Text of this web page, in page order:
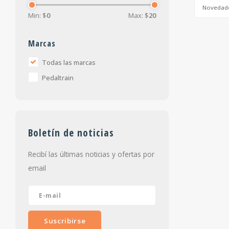
Min: $0 Max: $20
Marcas
Todas las marcas
Pedaltrain
Boletín de noticias
Recibí las últimas noticias y ofertas por
email
Suscribirse